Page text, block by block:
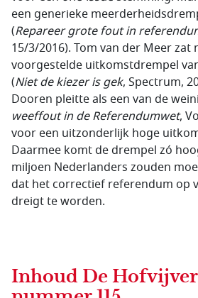
een generieke
(Repareer grote fout in
15/3/2016). Tom van der Meer zat
voorgestelde uitkomstdrempel
(Niet de kiezer is gek, Spectrum,
Dooren pleitte als een van de
weeffout in de Referendumwet,
voor een uitzonderlijk hoge
Daarmee komt de drempel zó
miljoen Nederlanders zouden
dat het correctief referendum op
dreigt te worden.
Inhoud De Hofvijver